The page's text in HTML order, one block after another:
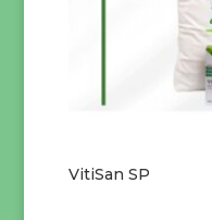
VitiSan SP